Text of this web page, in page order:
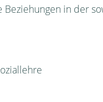
Beziehungen in der